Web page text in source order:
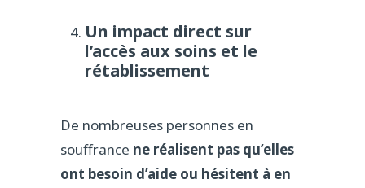
Un impact direct sur
l’accès aux soins et le
rétablissement
De nombreuses personnes en
souffrance ne réalisent pas qu’elles
ont besoin d’aide ou hésitent à en